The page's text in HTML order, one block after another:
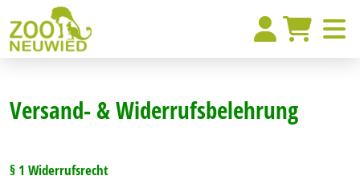
Versand- & Widerrufsbelehrung
§ 1 Widerrufsrecht